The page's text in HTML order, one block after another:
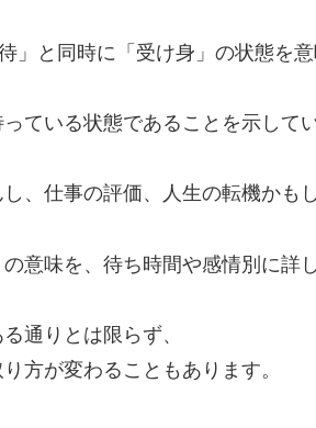
」と同時に「受け身」の状態を意
ている状態であることを示してい
、仕事の評価、人生の転機かも
意味を、待ち時間や感情別に詳
通りとは限らず、
方が変わることもあります。